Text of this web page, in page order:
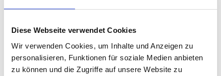
Diese Webseite verwendet Cookies
Wir verwenden Cookies, um Inhalte und Anzeigen zu
personalisieren, Funktionen für soziale Medien anbieten
zu können und die Zugriffe auf unsere Website zu